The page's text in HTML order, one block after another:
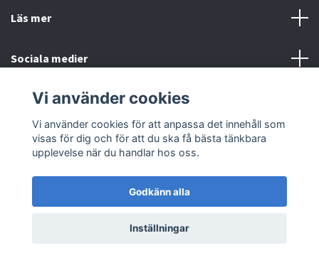
Läs mer
Sociala medier
© 2026 Björnfias Powered by Quickbutik
Vi använder cookies
Vi använder cookies för att anpassa det innehåll som
visas för dig och för att du ska få bästa tänkbara
upplevelse när du handlar hos oss.
Godkänn alla
Inställningar